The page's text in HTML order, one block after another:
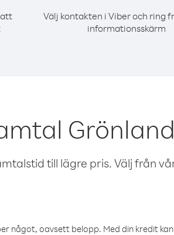
Välj kontakten i Viber och ring
informationsskärm
till lägre pris. Välj från
något, oavsett belopp. Med din kredit